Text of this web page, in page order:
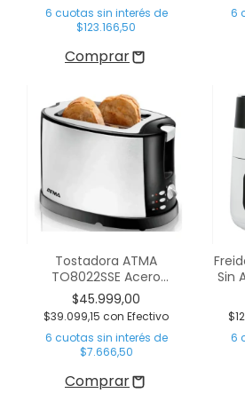
6 cuotas sin interés de
$123.166,50
6
Tostadora ATMA
TO8022SSE Acero
Inoxidable
$45.999,00
$39.099,15 con Efectivo
6 cuotas sin interés de
$7.666,50
Sin
6